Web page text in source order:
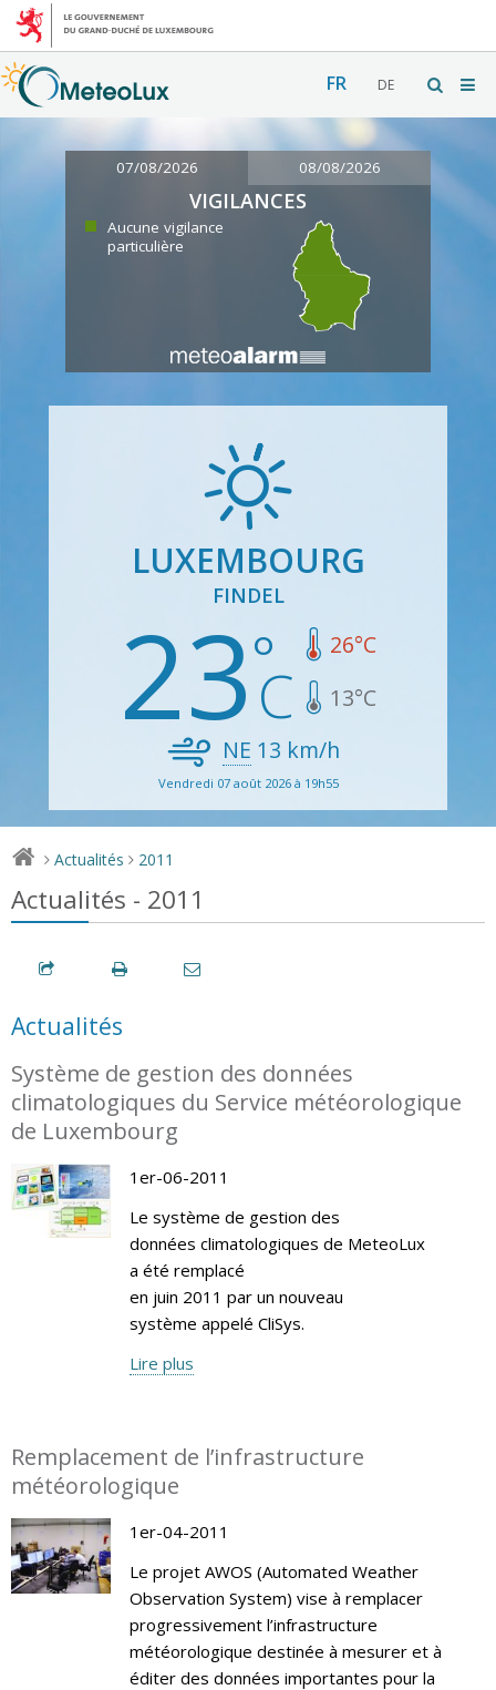
FR DE
07/08/2026 08/08/2026
VIGILANCES
Aucune vigilance
particulière
LUXEMBOURG
FINDEL
23 26°C
13°C
NE 13 km/h
Vendredi 07 août 2026 à 19h55
> Actualités > 2011
Actualités - 2011
Actualités
Système de gestion des données
climatologiques du Service météorologique
de Luxembourg
1er-06-2011
Le système de gestion des
données climatologiques de MeteoLux
a été remplacé
en juin 2011 par un nouveau
système appelé CliSys.
Lire plus
Remplacement de l’infrastructure
météorologique
1er-04-2011
Le projet AWOS (Automated Weather
Observation System) vise à remplacer
progressivement l’infrastructure
météorologique destinée à mesurer et à
éditer des données importantes pour la